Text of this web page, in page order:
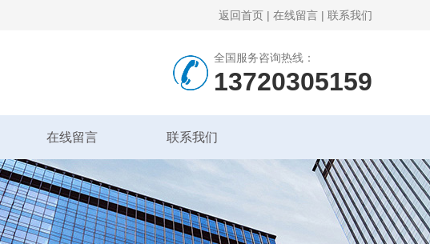
返回首页 | 在线留言 | 联系我们
全国服务咨询热线：
13720305159
在线留言 联系我们